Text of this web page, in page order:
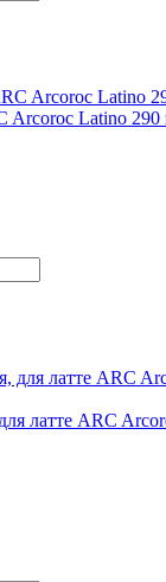
Arcoroc Latino 290
латте ARC